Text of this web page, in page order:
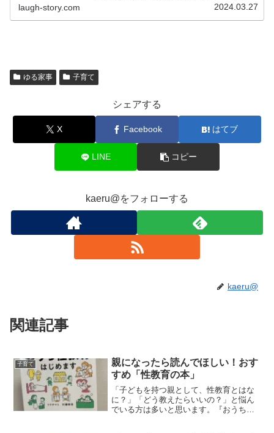
laugh-story.com 2024.03.27
ゆる家事 子育て
シェアする
X Facebook はてブ
LINE コピー
kaeru@をフォローする
kaeru@
関連記事
子育て
親になったら読んでほしい！おす
すめ「性教育の本」
「子どもを持つ親として、性教育とはな
に？」「どう教えたらいいの？」と悩ん
でいる方は多いと思います。『おうち性